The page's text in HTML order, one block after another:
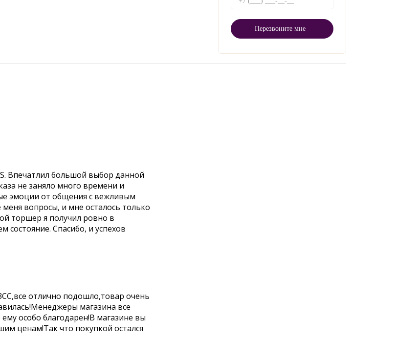
Впечатлил большой выбор данной
не заняло много времени и
эмоции от общения с вежливым
вопросы, и мне осталось только
торшер я получил ровно в
состояние. Спасибо, и успехов
отлично подошло,товар очень
магазина все
особо благодарен!В магазине вы
ценам!Так что покупкой остался